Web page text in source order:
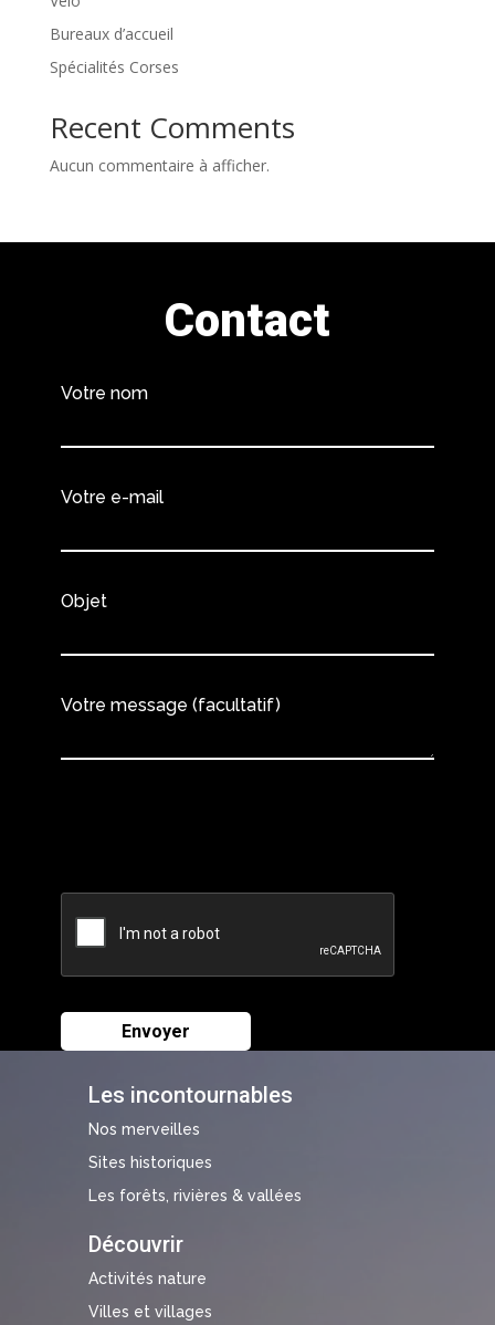
Bureaux d’accueil
Spécialités Corses
Recent Comments
Aucun commentaire à afficher.
Les incontournables
Nos merveilles
Sites historiques
Les forêts, rivières & vallées
Découvrir
Activités nature
Villes et villages
Contact
Votre nom
Votre e-mail
Objet
Votre message (facultatif)